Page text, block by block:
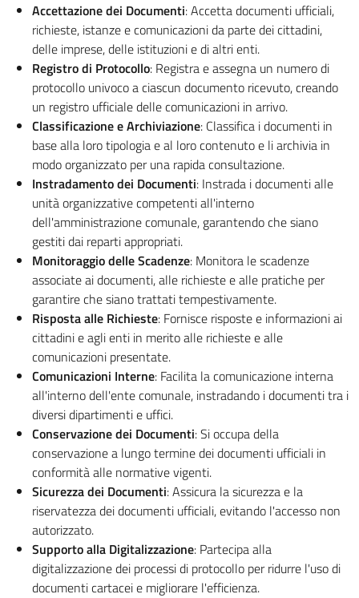
Accettazione dei Documenti: Accetta documenti ufficiali,
richieste, istanze e comunicazioni da parte dei cittadini,
delle imprese, delle istituzioni e di altri enti.
Registro di Protocollo: Registra e assegna un numero di
protocollo univoco a ciascun documento ricevuto, creando
un registro ufficiale delle comunicazioni in arrivo.
Classificazione e Archiviazione: Classifica i documenti in
base alla loro tipologia e al loro contenuto e li archivia in
modo organizzato per una rapida consultazione.
Instradamento dei Documenti: Instrada i documenti alle
unità organizzative competenti all'interno
dell'amministrazione comunale, garantendo che siano
gestiti dai reparti appropriati.
Monitoraggio delle Scadenze: Monitora le scadenze
associate ai documenti, alle richieste e alle pratiche per
garantire che siano trattati tempestivamente.
Risposta alle Richieste: Fornisce risposte e informazioni ai
cittadini e agli enti in merito alle richieste e alle
comunicazioni presentate.
Comunicazioni Interne: Facilita la comunicazione interna
all'interno dell'ente comunale, instradando i documenti tra i
diversi dipartimenti e uffici.
Conservazione dei Documenti: Si occupa della
conservazione a lungo termine dei documenti ufficiali in
conformità alle normative vigenti.
Sicurezza dei Documenti: Assicura la sicurezza e la
riservatezza dei documenti ufficiali, evitando l'accesso non
autorizzato.
Supporto alla Digitalizzazione: Partecipa alla
digitalizzazione dei processi di protocollo per ridurre l'uso di
documenti cartacei e migliorare l'efficienza.